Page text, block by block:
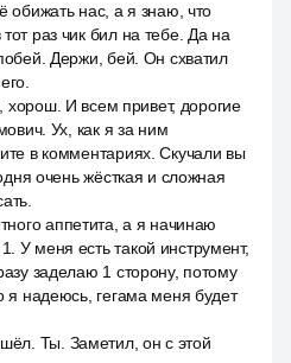
нас, а я знаю, что
раз чик бил на тебе. Да на
Держи, бей. Он схватил
хорош. И всем привет, дорогие
Ух, как я за ним
в комментариях. Скучали вы
очень жёсткая и сложная
аппетита, а я начинаю
У меня есть такой инструмент,
заделаю 1 сторону, потому
я надеюсь, гегама меня будет
Ты. Заметил, он с этой